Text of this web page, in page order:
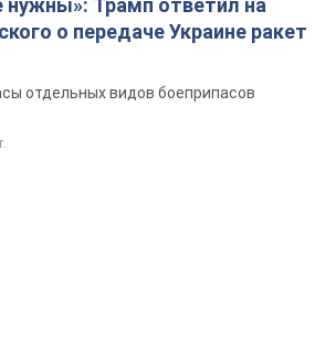
Трамп ответил на
о передаче Украине ракет
отдельных видов боеприпасов